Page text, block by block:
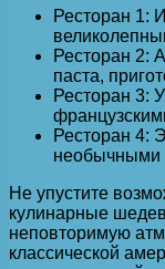
Ресторан 1:
Ресторан 2:
паста,
Ресторан 3:
Ресторан 4:
необычными
Не упустите
кулинарные
неповторимую
классической